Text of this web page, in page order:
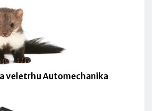
veletrhu Automechanika